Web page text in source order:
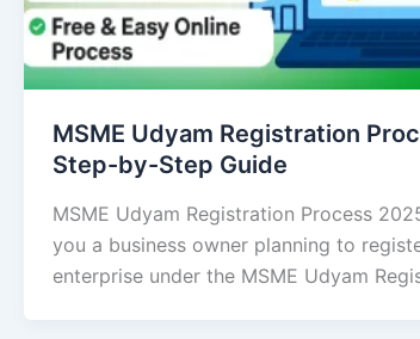
MSME Udyam Registration
Step-by-Step Guide
MSME Udyam Registration Process
you a business owner planning to
enterprise under the MSME Udyam